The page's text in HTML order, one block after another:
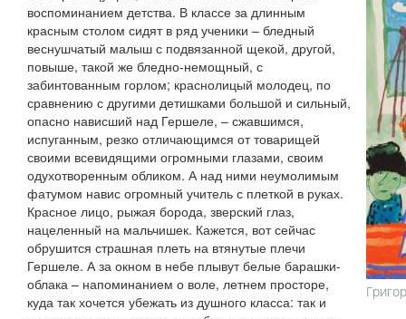
воспоминанием детства. В классе за длинным
красным столом сидят в ряд ученики – бледный
веснушчатый малыш с подвязанной щекой, другой,
повыше, такой же бледно-немощный, с
забинтованным горлом; краснолицый молодец, по
сравнению с другими детишками большой и сильный,
опасно нависший над Гершеле, – сжавшимся,
испуганным, резко отличающимся от товарищей
своими всевидящими огромными глазами, своим
одухотворенным обликом. А над ними неумолимым
фатумом навис огромный учитель с плеткой в руках.
Красное лицо, рыжая борода, зверский глаз,
нацеленный на мальчишек. Кажется, вот сейчас
обрушится страшная плеть на втянутые плечи
Гершеле. А за окном в небе плывут белые барашки-
облака – напоминанием о воле, летнем просторе,
куда так хочется убежать из душного класса: так и